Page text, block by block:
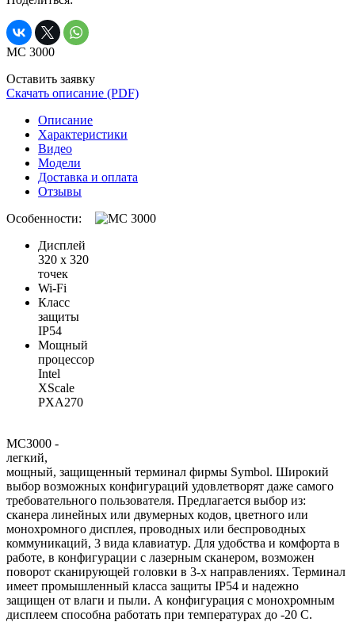
MC 3000
Оставить заявку
Скачать описание (PDF)
Описание
Характеристики
Видео
Модели
Доставка и оплата
Отзывы
Особенности:
Дисплей
320 x 320
точек
Wi-Fi
Класс
защиты
IP54
Мощный
процессор
Intel
XScale
PXA270
MC3000 -
легкий,
мощный, защищенный терминал фирмы Symbol. Широкий
выбор возможных конфигураций удовлетворят даже самого
требовательного пользователя. Предлагается выбор из:
сканера линейных или двумерных кодов, цветного или
монохромного дисплея, проводных или беспроводных
коммуникаций, 3 вида клавиатур. Для удобства и комфорта в
работе, в конфигурации с лазерным сканером, возможен
поворот сканирующей головки в 3-х направлениях. Терминал
имеет промышленный класса защиты IP54 и надежно
защищен от влаги и пыли. А конфигурация с монохромным
дисплеем способна работать при температурах до -20 С.